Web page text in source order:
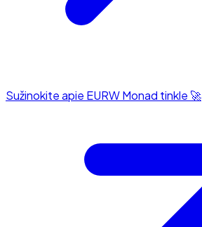
Sužinokite apie EURW Monad tinkle 🚀